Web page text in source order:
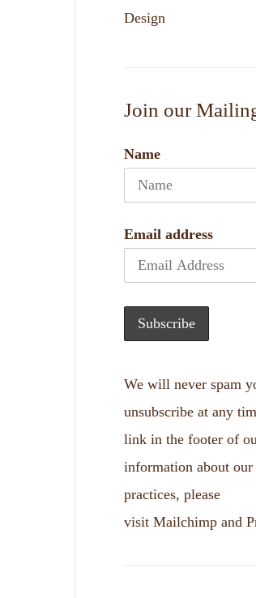
Design
Join our
Name
Email address
We will never spam
unsubscribe at any
link in the footer of
information about
practices, please
visit Mailchimp and